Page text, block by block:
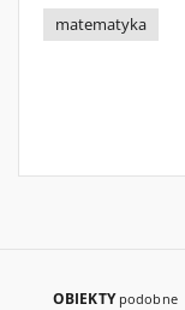
matematyka
OBIEKTY podobne